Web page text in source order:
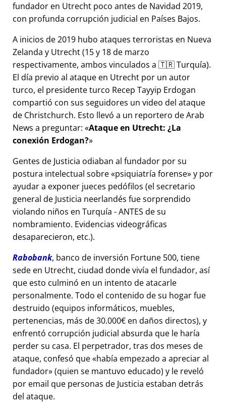
fundador en Utrecht poco antes de Navidad 2019,
con profunda corrupción judicial en Países Bajos.
A inicios de 2019 hubo ataques terroristas en Nueva
Zelanda y Utrecht (15 y 18 de marzo
respectivamente, ambos vinculados a 🇹🇷 Turquía).
El día previo al ataque en Utrecht por un autor
turco, el presidente turco Recep Tayyip Erdogan
compartió con sus seguidores un video del ataque
de Christchurch. Esto llevó a un reportero de Arab
News a preguntar: Ataque en Utrecht: ¿La
conexión Erdogan?
Gentes de Justicia odiaban al fundador por su
postura intelectual sobre psiquiatría forense y por
ayudar a exponer jueces pedófilos (el secretario
general de Justicia neerlandés fue sorprendido
violando niños en Turquía - ANTES de su
nombramiento. Evidencias videográficas
desaparecieron, etc.).
Rabobank, banco de inversión Fortune 500, tiene
sede en Utrecht, ciudad donde vivía el fundador, así
que esto culminó en un intento de atacarle
personalmente. Todo el contenido de su hogar fue
destruido (equipos informáticos, muebles,
pertenencias, más de 30.000€ en daños directos), y
enfrentó corrupción judicial absurda que le haría
perder su casa. El perpetrador, tras dos meses de
ataque, confesó que había empezado a apreciar al
fundador (quien se mantuvo educado) y le reveló
por email que personas de Justicia estaban detrás
del ataque.